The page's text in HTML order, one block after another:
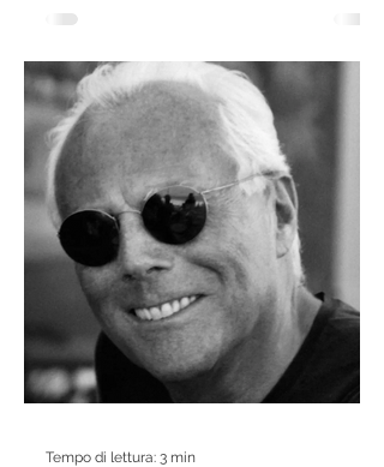
Tempo di lettura: 3 min